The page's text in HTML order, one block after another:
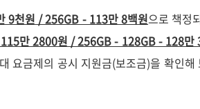
9천원 / 256GB - 113만 8백원으로 책정
만 2800원 / 256GB - 128GB - 128만
요금제의 공시 지원금(보조금)을 확인해